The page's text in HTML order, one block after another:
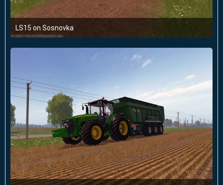
LS15 on Sosnovka
16. Januar 2016 um 23:41